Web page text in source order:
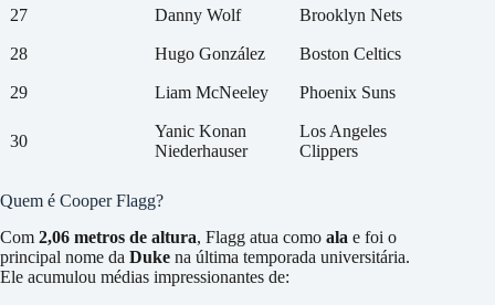
27 Danny Wolf Brooklyn Nets
28 Hugo González Boston Celtics
29 Liam McNeeley Phoenix Suns
30
Yanic Konan
Niederhauser
Los Angeles
Clippers
Quem é Cooper Flagg?
Com 2,06 metros de altura, Flagg atua como ala e foi o
principal nome da Duke na última temporada universitária.
Ele acumulou médias impressionantes de: